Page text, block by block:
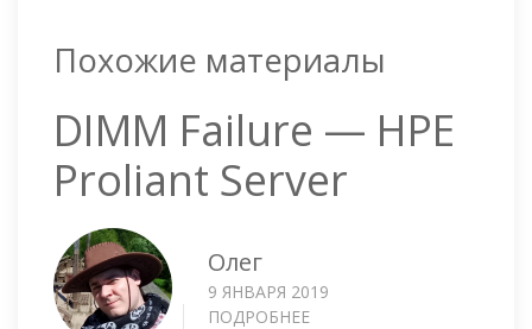
Похожие материалы
DIMM Failure — HPE
Proliant Server
Олег
9 ЯНВАРЯ 2019
ПОДРОБНЕЕ